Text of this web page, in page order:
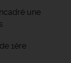
une
1ère